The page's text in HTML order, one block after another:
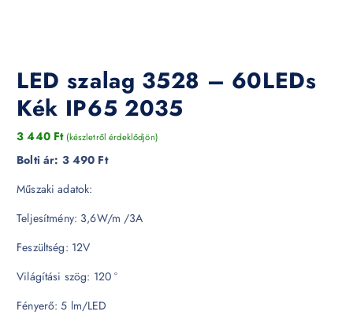
LED szalag 3528 – 60LEDs
Kék IP65 2035
3 440 Ft (készletről érdeklődjön)
Bolti ár: 3 490 Ft
Műszaki adatok:
Teljesítmény: 3,6W/m /3A
Feszültség: 12V
Világítási szög: 120 °
Fényerő: 5 lm/LED